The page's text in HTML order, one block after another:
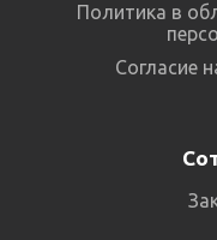
Политика в
Согласие